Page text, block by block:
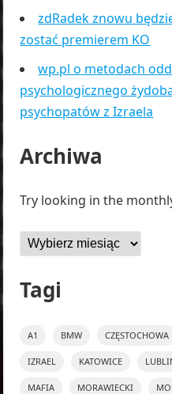
zdRadek znowu
zostać premierem KO
wp.pl o metodach
psychologicznego
psychopatów z Izraela
Archiwa
Try looking in the
Archiwa
Tagi
A1 BMW CZĘSTOCHOWA
IZRAEL KATOWICE
MAFIA MORAWIECKI